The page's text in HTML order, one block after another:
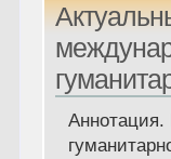
Аннотация.